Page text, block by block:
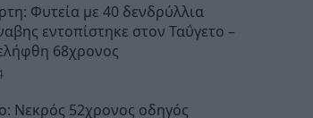
Φυτεία με 40 δενδρύλλια
εντοπίστηκε στον Ταΰγετο –
68χρονος
Νεκρός 52χρονος οδηγός